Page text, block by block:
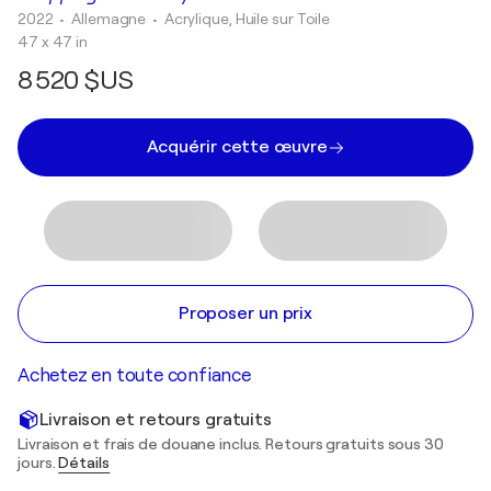
2022 • Allemagne • Acrylique, Huile sur Toile
47 x 47 in
8 520 $US
Acquérir cette œuvre
Proposer un prix
Achetez en toute confiance
Livraison et retours gratuits
Livraison et frais de douane inclus. Retours gratuits sous 30
jours.Détails